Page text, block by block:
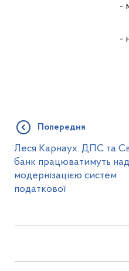
-
-
Попередня
Леся Карнаух: ДПС та
банк працюватимуть над
модернізацією систем
податкової